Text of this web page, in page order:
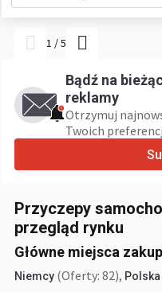
1 /5
Bądź na
reklamy
Otrzymuj
Twoich
Przyczepy
przegląd rynku
Główne miejsca
Niemcy (Oferty: 82), Polska